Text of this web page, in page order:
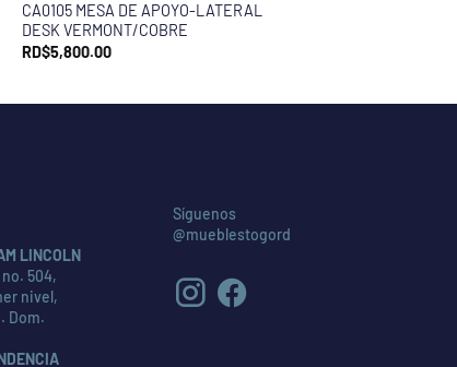
CA0105 MESA DE APOYO-LATERAL
DESK VERMONT/COBRE
RD$5,800.00
LINCOLN
504,
nivel,
Dom.
Síguenos
@mueblestogord